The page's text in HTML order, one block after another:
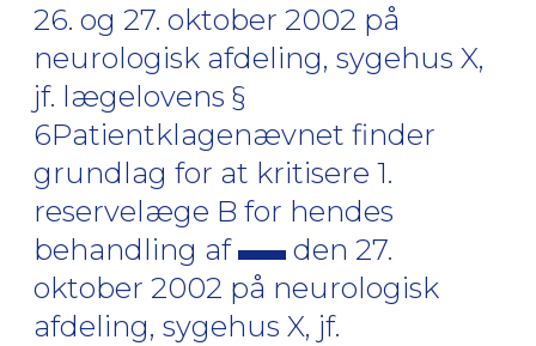
26. og 27. oktober 2002 på
neurologisk afdeling, sygehus X,
jf. lægelovens §
6Patientklagenævnet finder
grundlag for at kritisere 1.
reservelæge B for hendes
behandling af
den 27.
oktober 2002 på neurologisk
afdeling, sygehus X, jf.